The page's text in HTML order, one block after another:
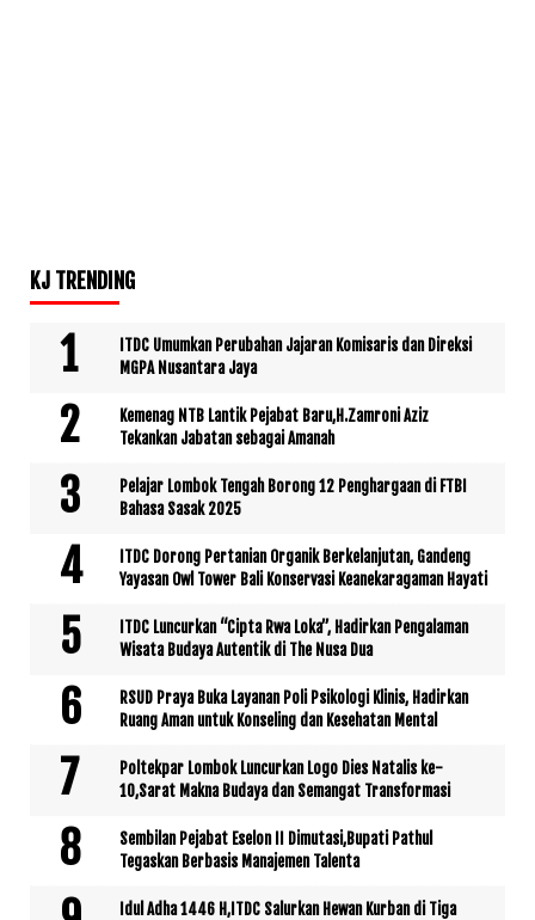
KJ TRENDING
ITDC Umumkan Perubahan Jajaran Komisaris dan Direksi
MGPA Nusantara Jaya
Kemenag NTB Lantik Pejabat Baru,H.Zamroni Aziz
Tekankan Jabatan sebagai Amanah
Pelajar Lombok Tengah Borong 12 Penghargaan di FTBI
Bahasa Sasak 2025
ITDC Dorong Pertanian Organik Berkelanjutan, Gandeng
Yayasan Owl Tower Bali Konservasi Keanekaragaman Hayati
ITDC Luncurkan “Cipta Rwa Loka”, Hadirkan Pengalaman
Wisata Budaya Autentik di The Nusa Dua
RSUD Praya Buka Layanan Poli Psikologi Klinis, Hadirkan
Ruang Aman untuk Konseling dan Kesehatan Mental
Poltekpar Lombok Luncurkan Logo Dies Natalis ke-
10,Sarat Makna Budaya dan Semangat Transformasi
Sembilan Pejabat Eselon II Dimutasi,Bupati Pathul
Tegaskan Berbasis Manajemen Talenta
Idul Adha 1446 H,ITDC Salurkan Hewan Kurban di Tiga